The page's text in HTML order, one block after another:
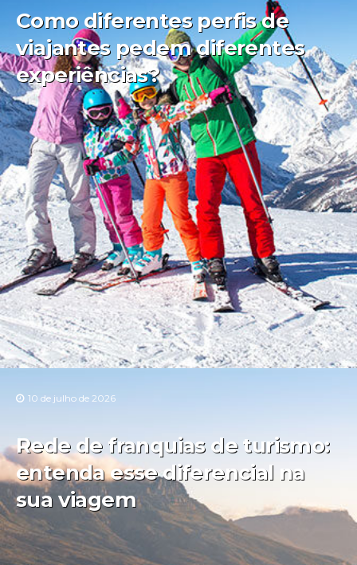
Como diferentes perfis de
viajantes pedem diferentes
experiências?
10 de julho de 2026
Rede de franquias de turismo:
entenda esse diferencial na
sua viagem